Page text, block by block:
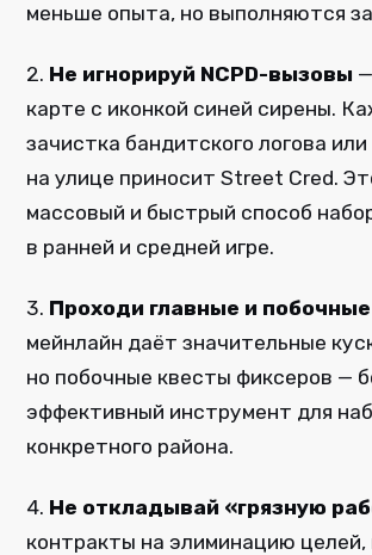
меньше опыта, но выполняются
2. Не игнорируй NCPD-вызовы
карте с иконкой синей сирены.
зачистка бандитского логова
на улице приносит Street Cred.
массовый и быстрый способ
в ранней и средней игре.
3. Проходи главные и
мейнлайн даёт значительные
но побочные квесты фиксеров —
эффективный инструмент для
конкретного района.
4. Не откладывай «грязную
контракты на элиминацию целей,